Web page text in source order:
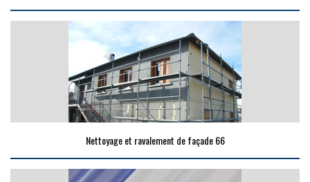
Nettoyage et ravalement de façade 66